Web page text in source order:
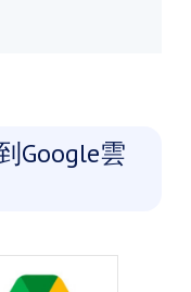
Google雲